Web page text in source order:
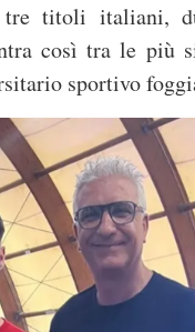
tre titoli italiani,
così tra le più
sportivo